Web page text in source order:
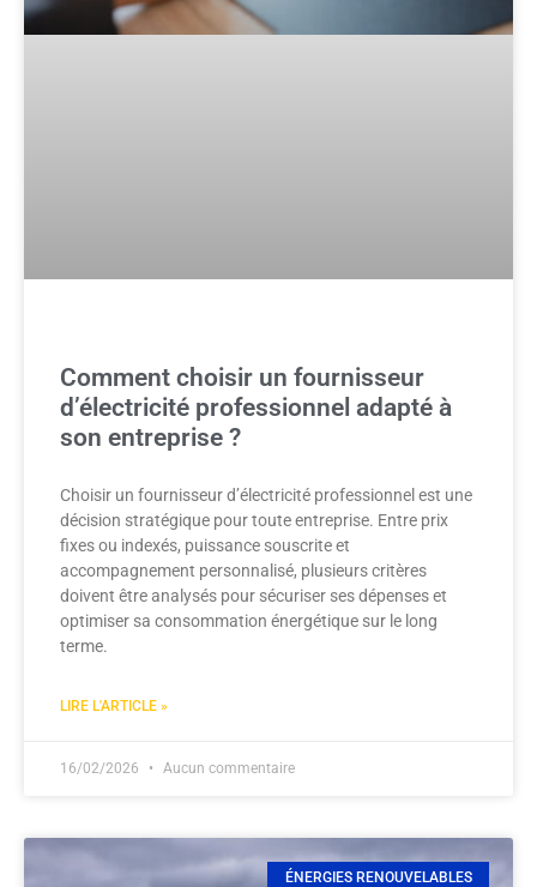
Comment choisir un fournisseur
d’électricité professionnel adapté à
son entreprise ?
Choisir un fournisseur d’électricité professionnel est une
décision stratégique pour toute entreprise. Entre prix
fixes ou indexés, puissance souscrite et
accompagnement personnalisé, plusieurs critères
doivent être analysés pour sécuriser ses dépenses et
optimiser sa consommation énergétique sur le long
terme.
LIRE L'ARTICLE »
16/02/2026 Aucun commentaire
ÉNERGIES RENOUVELABLES